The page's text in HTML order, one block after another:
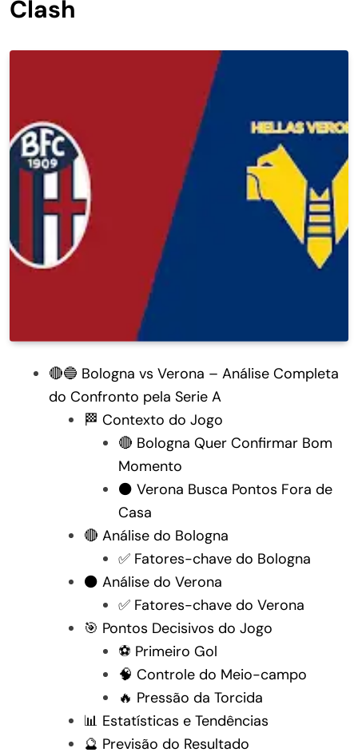
Clash
🔴🔵 Bologna vs Verona – Análise Completa
do Confronto pela Serie A
🏁 Contexto do Jogo
🔴 Bologna Quer Confirmar Bom
Momento
⚫ Verona Busca Pontos Fora de
Casa
🔴 Análise do Bologna
✅ Fatores-chave do Bologna
⚫ Análise do Verona
✅ Fatores-chave do Verona
🎯 Pontos Decisivos do Jogo
⚽ Primeiro Gol
🧠 Controle do Meio-campo
🔥 Pressão da Torcida
📊 Estatísticas e Tendências
🔮 Previsão do Resultado